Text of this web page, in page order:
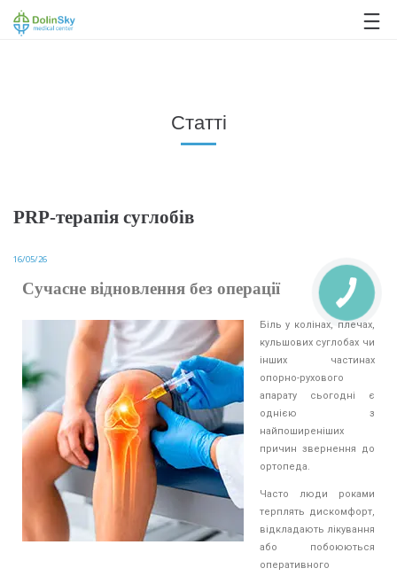
Статті
PRP-терапія суглобів
16/05/26
Cучасне відновлення без операції
Біль у колінах, плечах,
кульшових суглобах чи
інших частинах
опорно-рухового
апарату сьогодні є
однією з
найпоширеніших
причин звернення до
ортопеда.
Часто люди роками
терплять дискомфорт,
відкладають лікування
або побоюються
оперативного